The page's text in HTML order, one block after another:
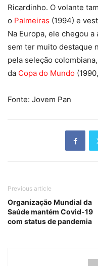
Ricardinho. O volante
o Palmeiras (1994) e
Na Europa, ele chegou a
sem ter muito destaque
pela seleção
da Copa do Mundo
Fonte: Jovem Pan
Previous article
Organização Mundial da
Saúde mantém Covid-19
com status de pandemia